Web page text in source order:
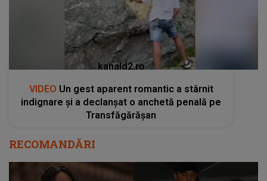
kanald2.ro
VIDEO Un gest aparent romantic a stârnit
indignare și a declanșat o anchetă penală pe
Transfăgărășan
RECOMANDĂRI